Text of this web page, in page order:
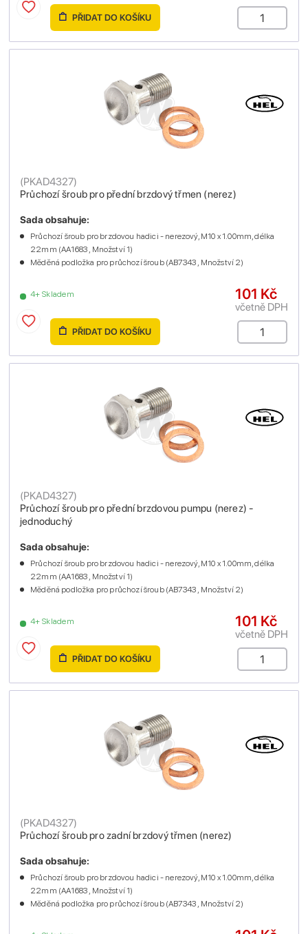
PŘIDAT DO KOŠÍKU
Průchozí šroub pro přední brzdový třmen (nerez)
(PKAD4327)
4+ Skladem
Sada obsahuje:
Průchozí šroub pro brzdovou hadici - nerezový, M10 x 1.00mm, délka
22mm (AA1683 , Množství 1)
Měděná podložka pro průchozí šroub (AB7343 , Množství 2)
101 Kč
včetně DPH
PŘIDAT DO KOŠÍKU
Průchozí šroub pro přední brzdovou pumpu (nerez) -
jednoduchý
(PKAD4327)
4+ Skladem
Sada obsahuje:
Průchozí šroub pro brzdovou hadici - nerezový, M10 x 1.00mm, délka
22mm (AA1683 , Množství 1)
Měděná podložka pro průchozí šroub (AB7343 , Množství 2)
101 Kč
včetně DPH
PŘIDAT DO KOŠÍKU
Průchozí šroub pro zadní brzdový třmen (nerez)
(PKAD4327)
Sada obsahuje:
Průchozí šroub pro brzdovou hadici - nerezový, M10 x 1.00mm, délka
22mm (AA1683 , Množství 1)
Měděná podložka pro průchozí šroub (AB7343 , Množství 2)